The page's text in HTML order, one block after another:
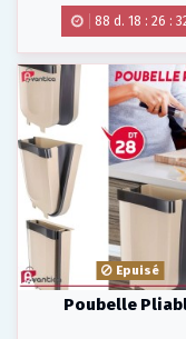
88 d. 18 : 26 :
Epuisé
Poubelle